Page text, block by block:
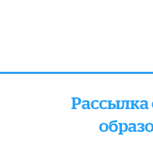
Рассылка